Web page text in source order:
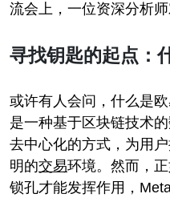
流会上，一位资深分析师
寻找钥匙的起点：
或许有人会问，什么是
是一种基于区块链技术
去中心化的方式，为用
明的交易环境。然而，
锁孔才能发挥作用，